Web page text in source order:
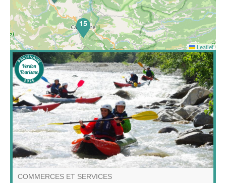
Découvrez le raft et le kayak autrement ! Partez avec
moi pour une aventure unique sur l'eau, entre
exploration, détente et nature sauvage !
COMMERCES ET SERVICES
15
Leaflet